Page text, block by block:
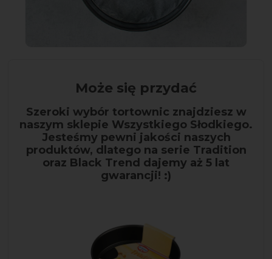
Może się przydać
Szeroki wybór tortownic znajdziesz w
naszym sklepie Wszystkiego Słodkiego.
Jesteśmy pewni jakości naszych
produktów, dlatego na serie Tradition
oraz Black Trend dajemy aż 5 lat
gwarancji! :)